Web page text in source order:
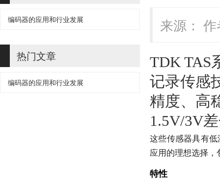
编码器的应用和行业发展
热门文章
编码器的应用和行业发展
来源：
TDK TAS
记录传感
精度、高
1.5V/3V
这些传感器具有
应用的理想选择
特性